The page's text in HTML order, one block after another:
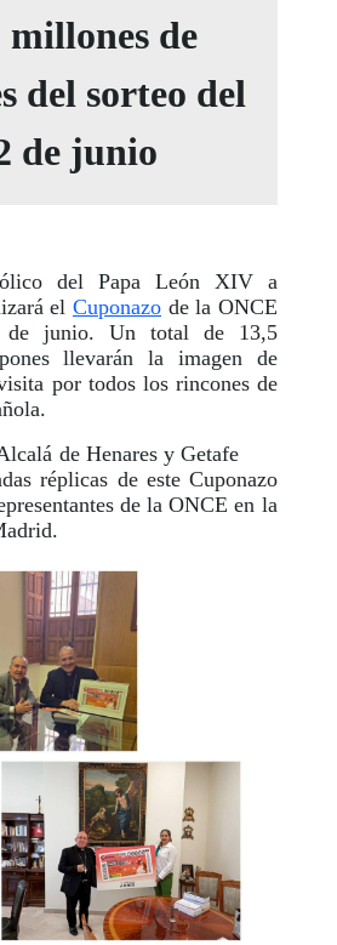
millones de
del sorteo del
de junio
del Papa León XIV a
el Cuponazo de la ONCE
de junio. Un total de 13,5
llevarán la imagen de
por todos los rincones de
de Henares y Getafe
réplicas de este Cuponazo
de la ONCE en la